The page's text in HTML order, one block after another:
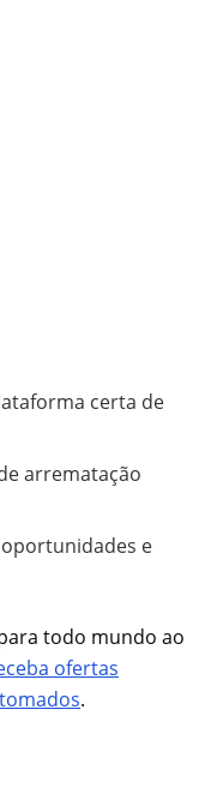
certa de
arrematação
e
todo mundo ao
ofertas
.